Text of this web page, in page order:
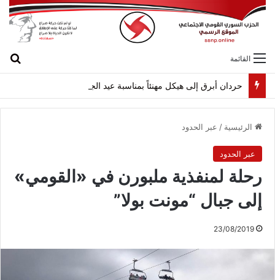
القائمة
حردان أبرق إلى هيكل مهنئاً بمناسبة عيد الجيش
الرئيسية / عبر الحدود
عبر الحدود
رحلة لمنفذية ملبورن في «القومي»
إلى جبال “مونت بولا”
23/08/2019